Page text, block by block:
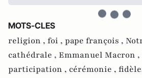
MOTS-CLES
religion , foi , pape françois ,
cathédrale , Emmanuel Macron ,
participation , cérémonie ,